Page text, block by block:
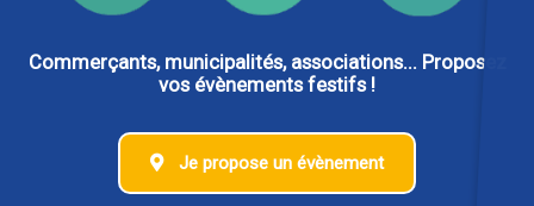
Commerçants, municipalités, associations... Proposez
vos évènements festifs !
Je propose un évènement